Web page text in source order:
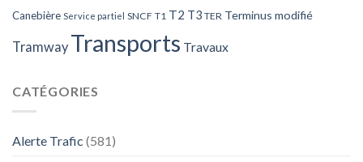
Canebière Service partiel SNCF T1 T2 T3 TER Terminus modifié
Tramway Transports Travaux
CATÉGORIES
Alerte Trafic (581)